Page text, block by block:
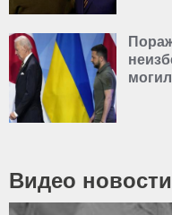
Видео новости